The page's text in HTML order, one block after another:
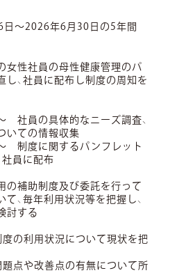
～2026年6月30日の5年間
の女性社員の母性健康管理のパ
し、社員に配布し制度の周知を
員の具体的なニーズ調査、
いての情報収集
制度に関するパンフレット
社員に配布
用の補助制度及び委託を行って
、毎年利用状況等を把握し、
討する
利用状況について現状を把
や改善点の有無について所